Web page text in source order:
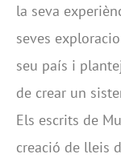
la seva
seves
seu país i
de crear un
Els escrits de
creació de lleis